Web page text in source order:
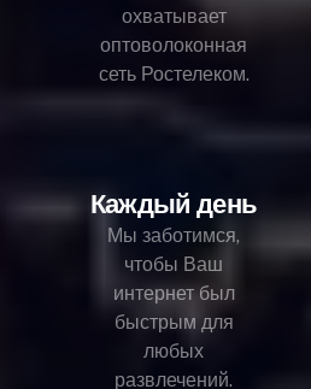
охватывает
оптоволоконная
сеть Ростелеком.
Каждый день
Мы заботимся,
чтобы Ваш
интернет был
быстрым для
любых
развлечений.